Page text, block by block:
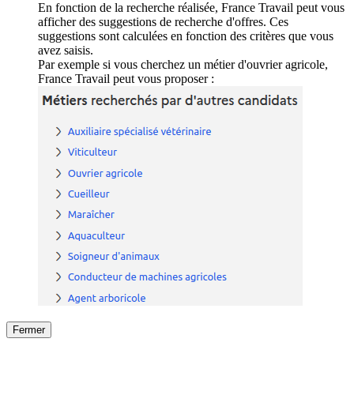
En fonction de la recherche réalisée, France Travail peut vous
afficher des suggestions de recherche d'offres. Ces
suggestions sont calculées en fonction des critères que vous
avez saisis.
Par exemple si vous cherchez un métier d'ouvrier agricole,
France Travail peut vous proposer :
Fermer